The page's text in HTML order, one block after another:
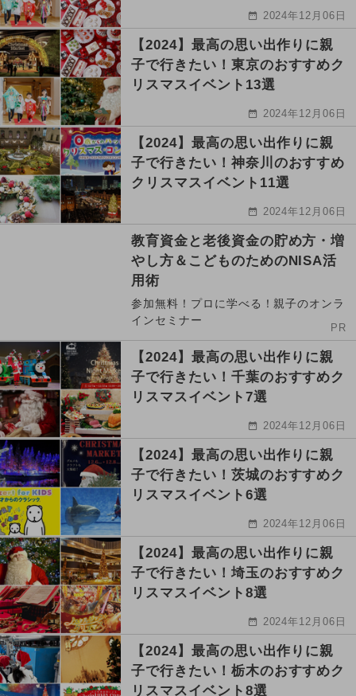
2024年12月06日
【2024】最高の思い出作りに親
子で行きたい！東京のおすすめク
リスマスイベント13選
2024年12月06日
【2024】最高の思い出作りに親
子で行きたい！神奈川のおすすめ
クリスマスイベント11選
2024年12月06日
教育資金と老後資金の貯め方・増
やし方＆こどものためのNISA活
用術
参加無料！プロに学べる！親子のオンラ
インセミナー
PR
【2024】最高の思い出作りに親
子で行きたい！千葉のおすすめク
リスマスイベント7選
2024年12月06日
【2024】最高の思い出作りに親
子で行きたい！茨城のおすすめク
リスマスイベント6選
2024年12月06日
【2024】最高の思い出作りに親
子で行きたい！埼玉のおすすめク
リスマスイベント8選
2024年12月06日
【2024】最高の思い出作りに親
子で行きたい！栃木のおすすめク
リスマスイベント8選